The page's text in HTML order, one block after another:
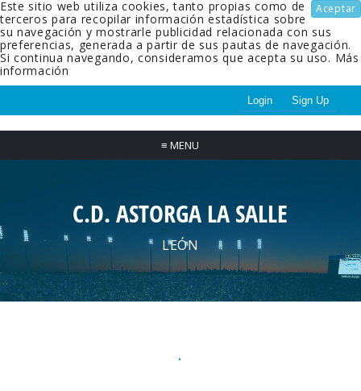
Aceptar
Este sitio web utiliza cookies, tanto propias como de
terceros para recopilar información estadística sobre
su navegación y mostrarle publicidad relacionada con sus
preferencias, generada a partir de sus pautas de navegación.
Si continua navegando, consideramos que acepta su uso. Más
información
Login Sign Up
≡ MENU
C.D. ASTORGA LA SALLE
LEÓN
.